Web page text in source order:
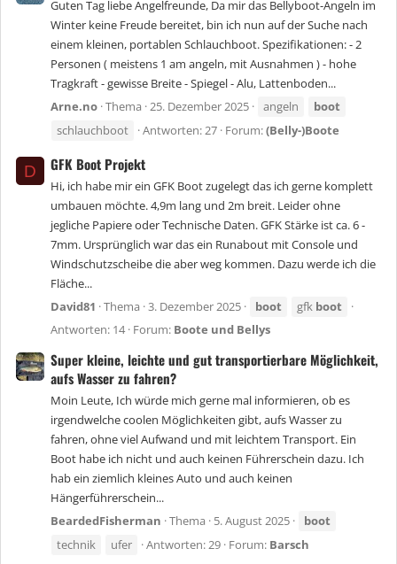
Guten Tag liebe Angelfreunde, Da mir das Bellyboot-Angeln im
Winter keine Freude bereitet, bin ich nun auf der Suche nach
einem kleinen, portablen Schlauchboot. Spezifikationen: - 2
Personen ( meistens 1 am angeln, mit Ausnahmen ) - hohe
Tragkraft - gewisse Breite - Spiegel - Alu, Lattenboden...
Arne.no Thema 25. Dezember 2025 angeln
boot
schlauchboot
Antworten: 27 Forum:(Belly-)Boote
D GFK Boot Projekt
Hi, ich habe mir ein GFK Boot zugelegt das ich gerne komplett
umbauen möchte. 4,9m lang und 2m breit. Leider ohne
jegliche Papiere oder Technische Daten. GFK Stärke ist ca. 6 -
7mm. Ursprünglich war das ein Runabout mit Console und
Windschutzscheibe die aber weg kommen. Dazu werde ich die
Fläche...
David81 Thema 3. Dezember 2025 boot gfk boot
Antworten: 14 Forum: Boote und Bellys
Super kleine, leichte und gut transportierbare Möglichkeit,
aufs Wasser zu fahren?
Moin Leute, Ich würde mich gerne mal informieren, ob es
irgendwelche coolen Möglichkeiten gibt, aufs Wasser zu
fahren, ohne viel Aufwand und mit leichtem Transport. Ein
Boot habe ich nicht und auch keinen Führerschein dazu. Ich
hab ein ziemlich kleines Auto und auch keinen
Hängerführerschein...
BeardedFisherman Thema 5. August 2025
boot
technik
ufer Antworten: 29 Forum: Barsch